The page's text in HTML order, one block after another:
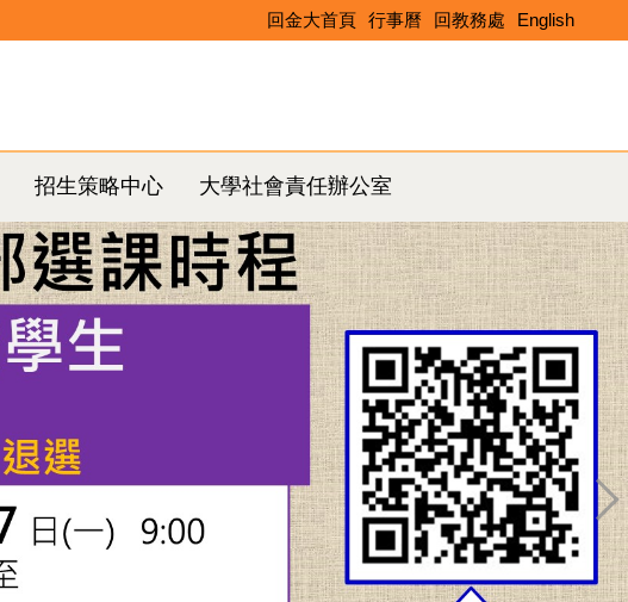
招生策略中心 大學社會責任辦公室
回金大首頁 行事曆 回教務處 English